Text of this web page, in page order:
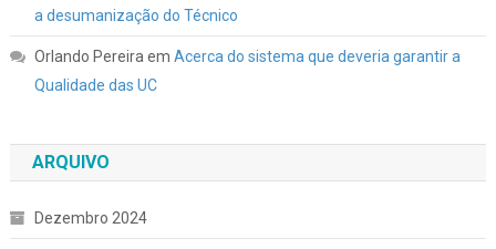
a desumanização do Técnico
Orlando Pereiraem Acerca do sistema que deveria garantir a
Qualidade das UC
ARQUIVO
Dezembro 2024